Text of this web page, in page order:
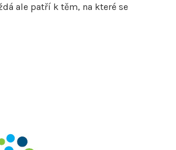
ale patří k těm, na které se